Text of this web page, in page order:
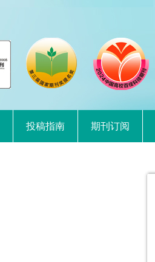
投稿指南 期刊订阅